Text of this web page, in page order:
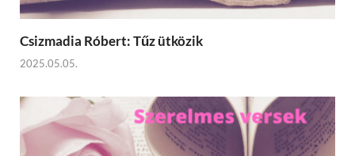
Csizmadia Róbert: Tűz ütközik
2025.05.05.